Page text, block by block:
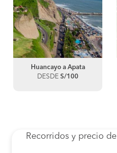
Huancayo a Apata
DESDE S/100
Recorridos y precio de